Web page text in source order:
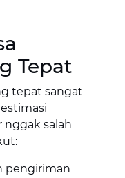
Tepat
tepat sangat
nggak salah
pengiriman